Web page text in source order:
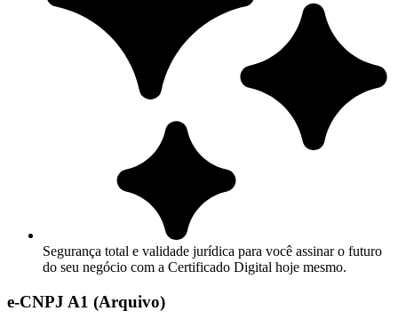
Segurança total e validade jurídica para você assinar o futuro
do seu negócio com a Certificado Digital hoje mesmo.
e-CNPJ A1 (Arquivo)